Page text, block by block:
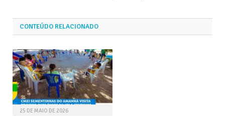
CONTEÚDO RELACIONADO
25 DE MAIO DE 2026